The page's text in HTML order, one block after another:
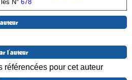
les N°678
l'auteur
référencées pour cet auteur